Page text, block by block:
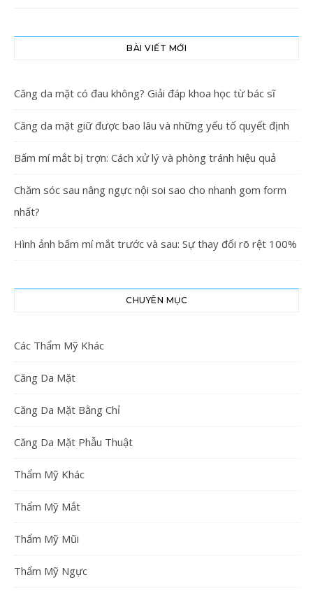
BÀI VIẾT MỚI
Căng da mặt có đau không? Giải đáp khoa học từ bác sĩ
Căng da mặt giữ được bao lâu và những yếu tố quyết định
Bấm mí mắt bị trợn: Cách xử lý và phòng tránh hiệu quả
Chăm sóc sau nâng ngực nội soi sao cho nhanh gom form
nhất?
Hình ảnh bấm mí mắt trước và sau: Sự thay đổi rõ rệt 100%
CHUYÊN MỤC
Các Thẩm Mỹ Khác
Căng Da Mặt
Căng Da Mặt Bằng Chỉ
Căng Da Mặt Phẫu Thuật
Thẩm Mỹ Khác
Thẩm Mỹ Mắt
Thẩm Mỹ Mũi
Thẩm Mỹ Ngực